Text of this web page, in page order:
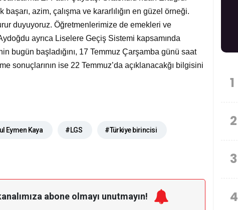
azim, çalışma ve kararlılığın en güzel örneği.
duyuyoruz. Öğretmenlerimize de emekleri ve
ayrıca Liselere Geçiş Sistemi kapsamında
bugün başladığını, 17 Temmuz Çarşamba günü saat
sonuçlarının ise 22 Temmuz’da açıklanacakğı bilgisini
Eymen Kaya #LGS #Türkiye birincisi
abone olmayı unutmayın!
1
2
3
4